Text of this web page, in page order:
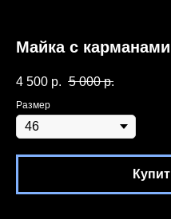
Майка с
4 500 р. 5 000 р.
Размер